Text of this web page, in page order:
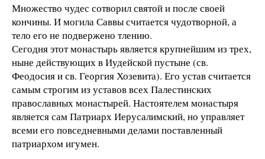
Множество чудес сотворил святой и после своей
кончины. И могила Саввы считается чудотворной, а
тело его не подвержено тлению.
Сегодня этот монастырь является крупнейшим из трех,
ныне действующих в Иудейской пустыне (св.
Феодосия и св. Георгия Хозевита). Его устав считается
самым строгим из уставов всех Палестинских
православных монастырей. Настоятелем монастыря
является сам Патриарх Иерусалимский, но управляет
всеми его повседневными делами поставленный
патриархом игумен.